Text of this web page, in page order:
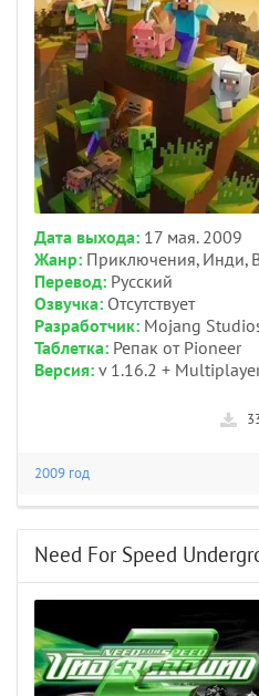
Дата выхода: 17 мая. 2009
Жанр: Приключения, Инди,
Перевод: Русский
Озвучка: Отсутствует
Разработчик: Mojang
Таблетка: Репак от Pioneer
Версия: v 1.16.2 +
2009 год
Need For Speed